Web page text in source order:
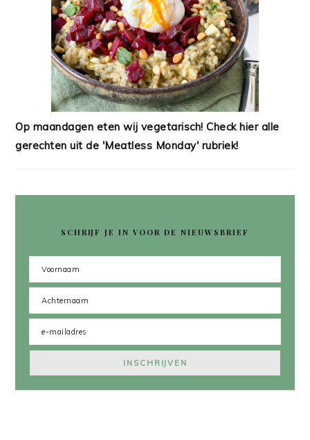
Op maandagen eten wij vegetarisch! Check hier alle
gerechten uit de 'Meatless Monday' rubriek!
SCHRIJF JE IN VOOR DE NIEUWSBRIEF